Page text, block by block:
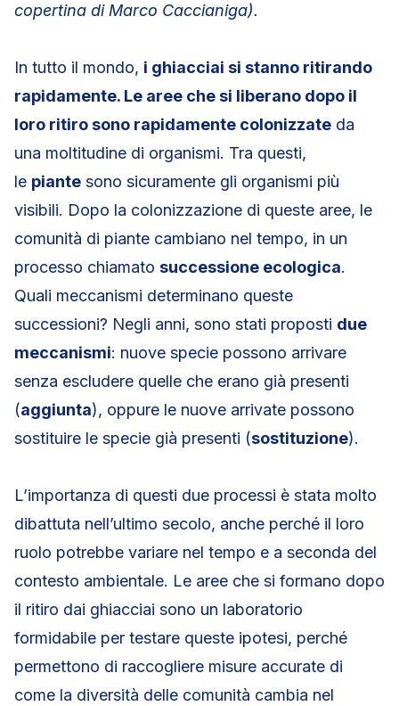
copertina di Marco Caccianiga).
In tutto il mondo, i ghiacciai si stanno ritirando
rapidamente. Le aree che si liberano dopo il
loro ritiro sono rapidamente colonizzate da
una moltitudine di organismi. Tra questi,
le piante sono sicuramente gli organismi più
visibili. Dopo la colonizzazione di queste aree, le
comunità di piante cambiano nel tempo, in un
processo chiamato successione ecologica.
Quali meccanismi determinano queste
successioni? Negli anni, sono stati proposti due
meccanismi: nuove specie possono arrivare
senza escludere quelle che erano già presenti
(aggiunta), oppure le nuove arrivate possono
sostituire le specie già presenti (sostituzione).
L’importanza di questi due processi è stata molto
dibattuta nell’ultimo secolo, anche perché il loro
ruolo potrebbe variare nel tempo e a seconda del
contesto ambientale. Le aree che si formano dopo
il ritiro dai ghiacciai sono un laboratorio
formidabile per testare queste ipotesi, perché
permettono di raccogliere misure accurate di
come la diversità delle comunità cambia nel